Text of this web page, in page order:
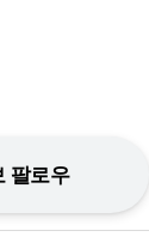
팔로우